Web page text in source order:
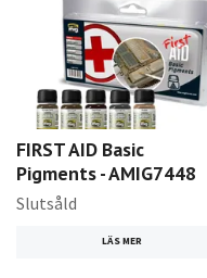
FIRST AID Basic
Pigments - AMIG7448
Slutsåld
LÄS MER